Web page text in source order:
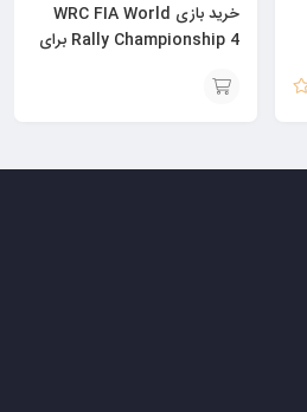
خرید بازی WRC FIA World
Rally Championship 4 برای